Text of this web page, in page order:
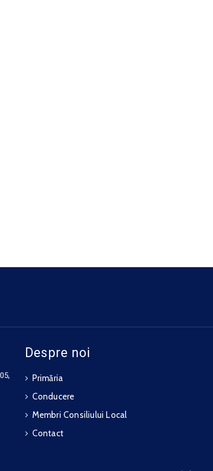
Despre noi
Primăria
Conducere
Membri Consiliului Local
Contact